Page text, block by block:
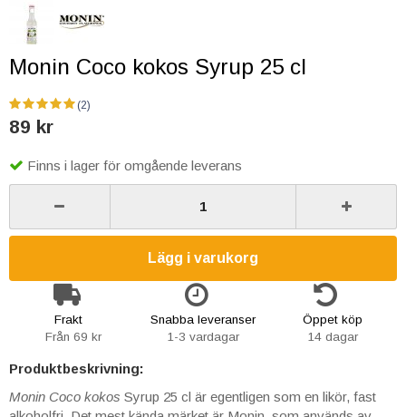
Monin Coco kokos Syrup 25 cl
(2)
89 kr
Finns i lager för omgående leverans
Lägg i varukorg
Frakt
Från 69 kr
Snabba leveranser
1-3 vardagar
Öppet köp
14 dagar
Produktbeskrivning:
Monin Coco kokos Syrup 25 cl är egentligen som en likör, fast